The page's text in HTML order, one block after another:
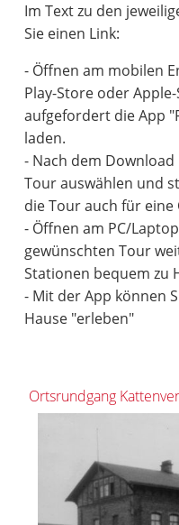
Im Text zu den
Sie einen Link:
- Öffnen am mobilen
Play-Store oder
aufgefordert die App
laden.
- Nach dem
Tour auswählen und
die Tour auch für
- Öffnen am PC/
gewünschten Tour
Stationen bequem zu
- Mit der App können
Hause "erleben"
Ortsrundgang